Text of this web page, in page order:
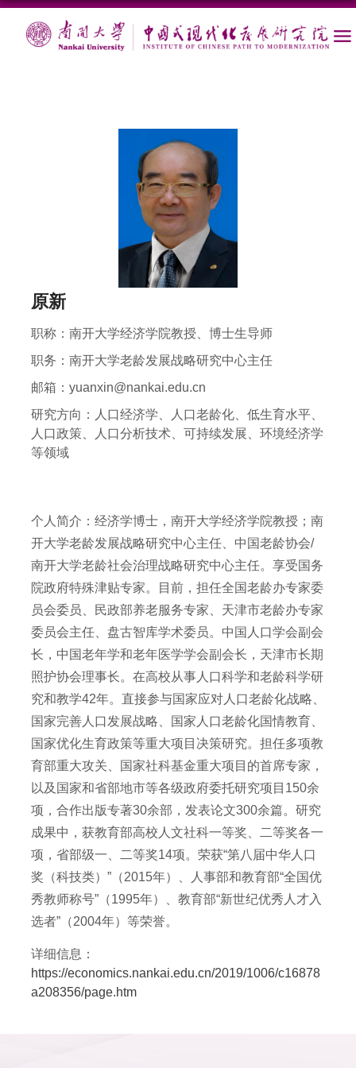
原新
职称： 南开大学经济学院教授、博士生导师
职务： 南开大学老龄发展战略研究中心主任
邮箱： yuanxin@nankai.edu.cn
研究方向： 人口经济学、人口老龄化、低生育水平、
人口政策、人口分析技术、可持续发展、环境经济学
等领域
个人简介：经济学博士，南开大学经济学院教授；南
开大学老龄发展战略研究中心主任、中国老龄协会/
南开大学老龄社会治理战略研究中心主任。享受国务
院政府特殊津贴专家。目前，担任全国老龄办专家委
员会委员、民政部养老服务专家、天津市老龄办专家
委员会主任、盘古智库学术委员。中国人口学会副会
长，中国老年学和老年医学学会副会长，天津市长期
照护协会理事长。在高校从事人口科学和老龄科学研
究和教学42年。直接参与国家应对人口老龄化战略、
国家完善人口发展战略、国家人口老龄化国情教育、
国家优化生育政策等重大项目决策研究。担任多项教
育部重大攻关、国家社科基金重大项目的首席专家，
以及国家和省部地市等各级政府委托研究项目150余
项，合作出版专著30余部，发表论文300余篇。研究
成果中，获教育部高校人文社科一等奖、二等奖各一
项，省部级一、二等奖14项。荣获“第八届中华人口
奖（科技类）”（2015年）、人事部和教育部“全国优
秀教师称号”（1995年）、教育部“新世纪优秀人才入
选者”（2004年）等荣誉。
详细信息：
https://economics.nankai.edu.cn/2019/1006/c16878
a208356/page.htm